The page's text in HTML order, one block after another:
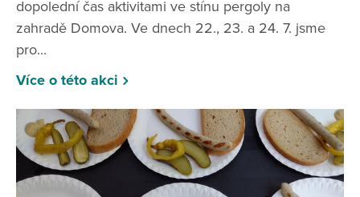
dopolední čas aktivitami ve stínu pergoly na
zahradě Domova. Ve dnech 22., 23. a 24. 7. jsme
pro...
Více o této akci